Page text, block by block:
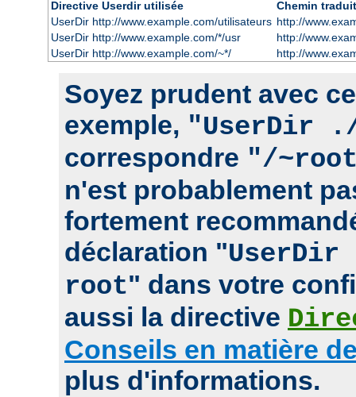
Directive Userdir utilisée
Chemin traduit
UserDir http://www.example.com/utilisateurs http://
UserDir http://www.example.com/*/usr
http://
UserDir http://www.example.com/~*/
http://
Soyez prudent avec
exemple, "UserDir
correspondre "/
n'est probablement
fortement
déclaration "UserDir
root" dans votre
aussi la directive
Conseils en matière
plus d'informations.